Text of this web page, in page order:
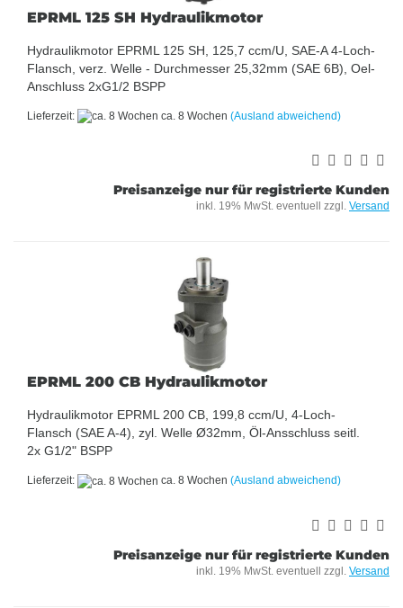
EPRML 125 SH Hydraulikmotor
Hydraulikmotor EPRML 125 SH, 125,7 ccm/U, SAE-A 4-Loch-
Flansch, verz. Welle - Durchmesser 25,32mm (SAE 6B), Oel-
Anschluss 2xG1/2 BSPP
Lieferzeit: ca. 8 Wochen (Ausland abweichend)
Preisanzeige nur für registrierte Kunden
inkl. 19% MwSt. eventuell zzgl. Versand
EPRML 200 CB Hydraulikmotor
Hydraulikmotor EPRML 200 CB, 199,8 ccm/U, 4-Loch-
Flansch (SAE A-4), zyl. Welle Ø32mm, Öl-Ansschluss seitl.
2x G1/2" BSPP
Lieferzeit: ca. 8 Wochen (Ausland abweichend)
Preisanzeige nur für registrierte Kunden
inkl. 19% MwSt. eventuell zzgl. Versand